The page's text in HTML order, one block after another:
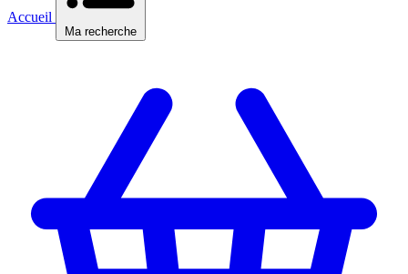
Accueil
Ma recherche